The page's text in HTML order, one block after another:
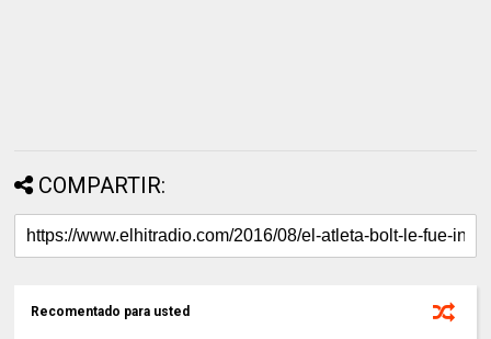
COMPARTIR:
Recomentado para usted